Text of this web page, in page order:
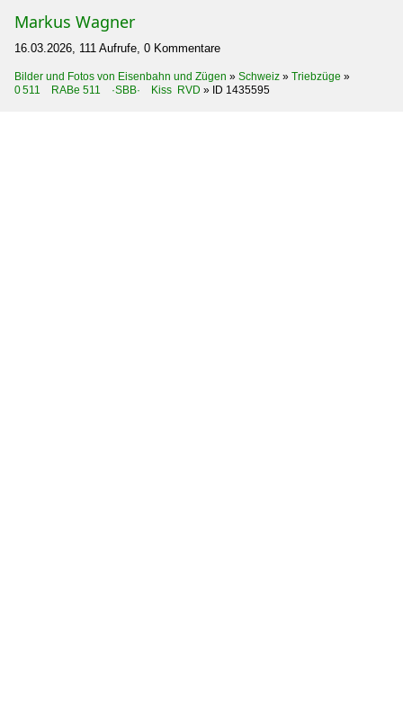
Markus Wagner
16.03.2026, 111 Aufrufe, 0 Kommentare
Bilder und Fotos von Eisenbahn und Zügen » Schweiz » Triebzüge »
0 511 RABe 511 ·SBB· Kiss RVD » ID 1435595